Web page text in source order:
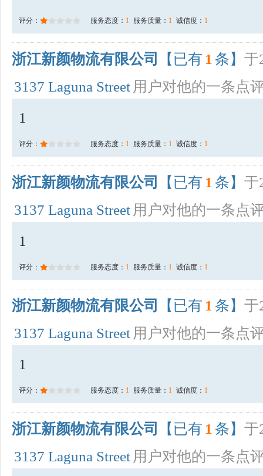
评分： 服务态度： 1 服务质量： 1 诚信度： 1
浙江新颜物流有限公司 【已有 1 条】 于
3137 Laguna Street 用户对他的一条点
1
评分： 服务态度： 1 服务质量： 1 诚信度： 1
浙江新颜物流有限公司 【已有 1 条】 于
3137 Laguna Street 用户对他的一条点
1
评分： 服务态度： 1 服务质量： 1 诚信度： 1
浙江新颜物流有限公司 【已有 1 条】 于
3137 Laguna Street 用户对他的一条点
1
评分： 服务态度： 1 服务质量： 1 诚信度： 1
浙江新颜物流有限公司 【已有 1 条】 于
3137 Laguna Street 用户对他的一条点